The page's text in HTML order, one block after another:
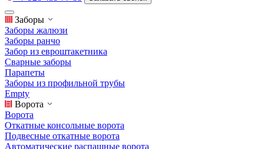
Заборы
Заборы жалюзи
Заборы ранчо
Забор из евроштакетника
Сварные заборы
Парапеты
Заборы из профильной трубы
Empty
Ворота
Ворота
Откатные консольные ворота
Подвесные откатные ворота
Автоматические распашные ворота